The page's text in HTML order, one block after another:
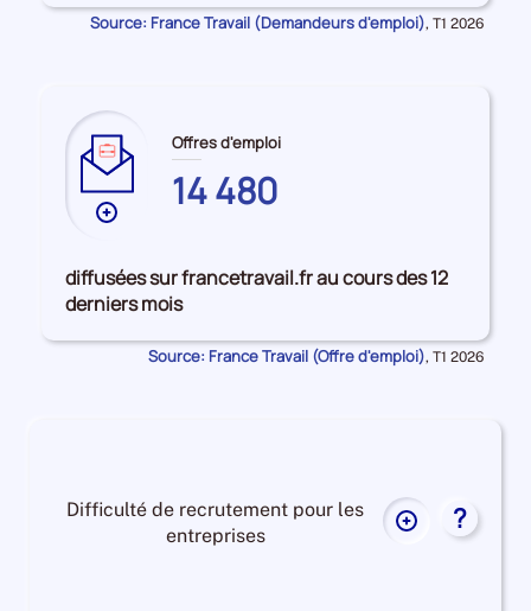
CORSE-
Source: France Travail (Demandeurs d'emploi), Données
T1 2026
Plus
données
sur
les
CORSE-
Offres d'emploi
14 480
diffusées sur francetravail.fr au cours des 12
derniers mois
Source: France Travail (Offre d'emploi), Données
T1 2026
Difficulté de recrutement pour les
entreprises
Plus
?